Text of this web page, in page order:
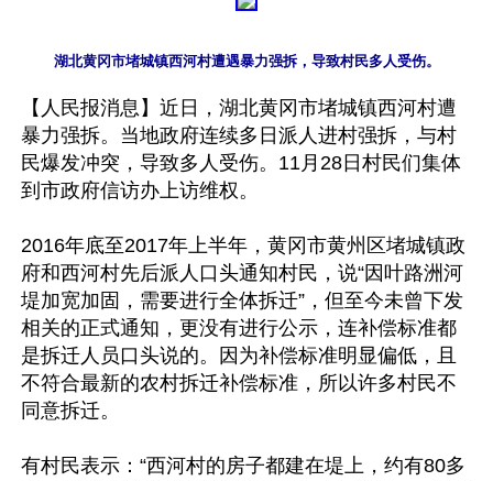
【人民报消息】近日，湖北黄冈市堵城镇西河村遭
暴力强拆。当地政府连续多日派人进村强拆，与村
民爆发冲突，导致多人受伤。11月28日村民们集体
到市政府信访办上访维权。
2016年底至2017年上半年，黄冈市黄州区堵城镇政
府和西河村先后派人口头通知村民，说“因叶路洲河
堤加宽加固，需要进行全体拆迁”，但至今未曾下发
相关的正式通知，更没有进行公示，连补偿标准都
是拆迁人员口头说的。因为补偿标准明显偏低，且
不符合最新的农村拆迁补偿标准，所以许多村民不
同意拆迁。
有村民表示：“西河村的房子都建在堤上，约有80多